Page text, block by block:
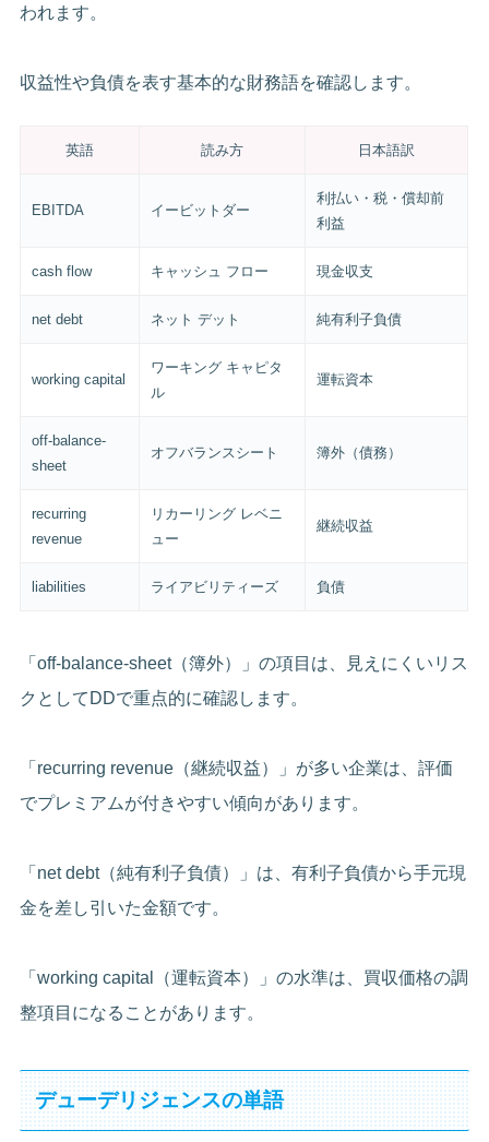
われます。
収益性や負債を表す基本的な財務語を確認します。
英語 読み方 日本語訳
EBITDA イービットダー
利払い・税・償却前
利益
cash flow キャッシュ フロー 現金収支
net debt ネット デット 純有利子負債
working capital
ワーキング キャピタ
ル
運転資本
off-balance-
sheet
オフバランスシート 簿外（債務）
recurring
revenue
リカーリング レベニ
ュー
継続収益
liabilities ライアビリティーズ 負債
「off-balance-sheet（簿外）」の項目は、見えにくいリス
クとしてDDで重点的に確認します。
「recurring revenue（継続収益）」が多い企業は、評価
でプレミアムが付きやすい傾向があります。
「net debt（純有利子負債）」は、有利子負債から手元現
金を差し引いた金額です。
「working capital（運転資本）」の水準は、買収価格の調
整項目になることがあります。
デューデリジェンスの単語